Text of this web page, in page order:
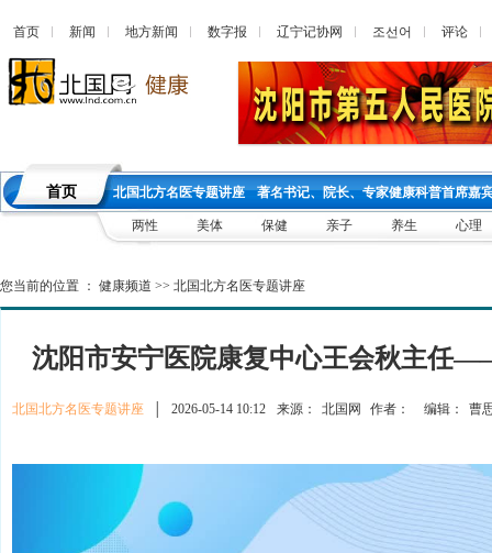
首页 新闻 地方新闻 数字报 辽宁记协网 조선어 评论
首页 北国北方名医专题讲座 著名书记、院长、专家健康科普首席嘉
两性 美体 保健 亲子 养生 心理
您当前的位置 ： 健康频道 >> 北国北方名医专题讲座
沈阳市安宁医院康复中心王会秋主任
北国北方名医专题讲座 2026-05-14 10:12 来源： 北国网 作者： 编辑： 曹